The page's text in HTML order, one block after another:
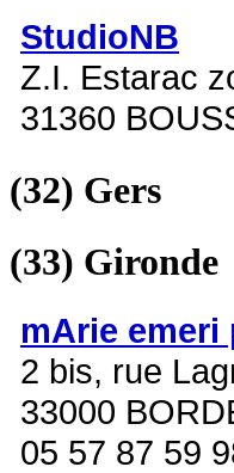
StudioNB
Z.I. Estarac
31360
(32) Gers
(33) Gironde
mArie
2 bis, rue
33000
05 57 87 59